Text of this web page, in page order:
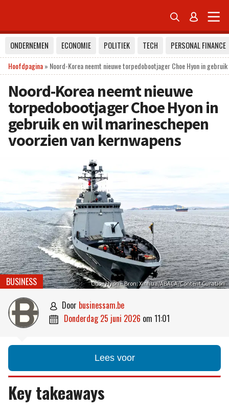
 
ONDERNEMEN ECONOMIE POLITIEK TECH
PERSONAL FINANCE
Hoofdpagina» Noord-Korea neemt nieuwe torpedobootjager Choe Hyon in
Noord-Korea neemt nieuwe
torpedobootjager Choe Hyon in
gebruik en wil marineschepen
voorzien van kernwapens
Choe Hyon – Bron: Xinhua/ABACA/Content Curation
BUSINESS
 door businessam.be
 donderdag 25 juni 2026 om 11:01
Lees voor
Key takeaways